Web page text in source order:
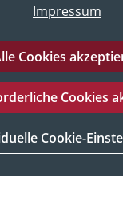
Universität
Tübingen
Impressum
Alle Cookies
Cookies
Cookie-